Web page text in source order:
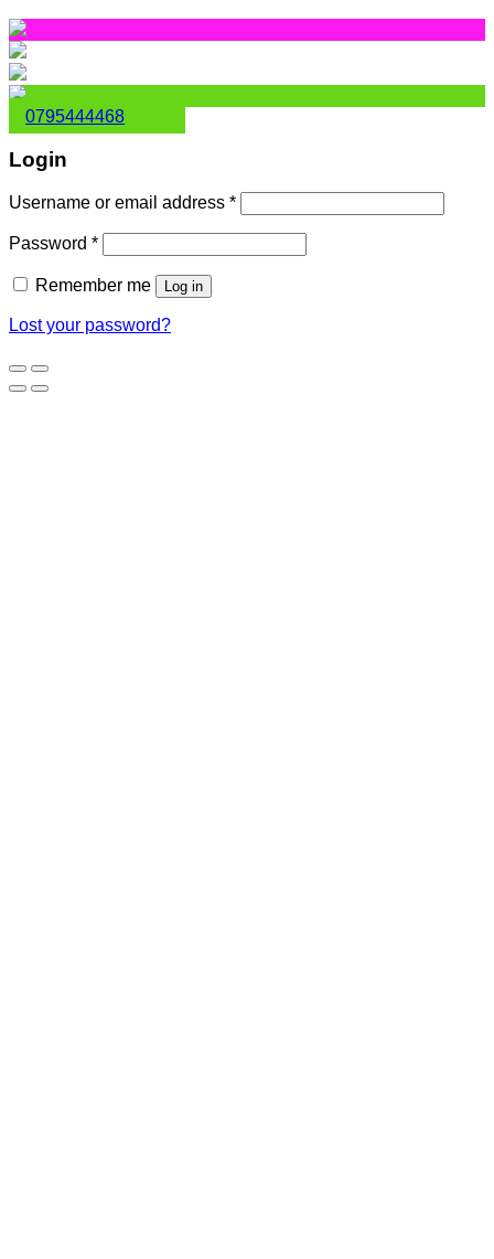
0795444468
Login
Username or email address *
Password *
Remember me Log in
Lost your password?